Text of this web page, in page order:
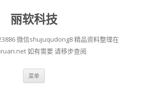
丽软科技
微信shujuqudong8 精品资料整理在
如有需要 请移步查阅
菜单